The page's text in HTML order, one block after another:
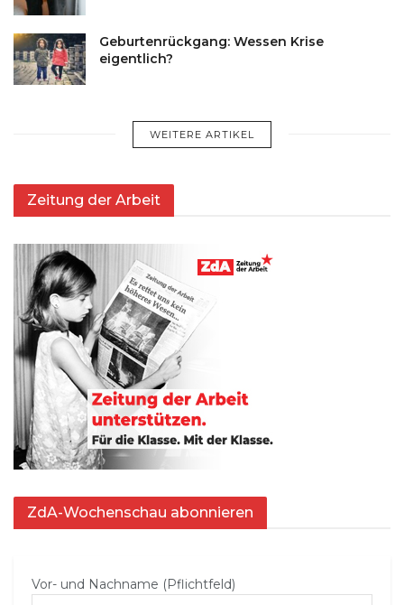
Geburtenrückgang: Wessen Krise
eigentlich?
WEITERE ARTIKEL
Zeitung der Arbeit
ZdA-Wochenschau abonnieren
Vor- und Nachname (Pflichtfeld)